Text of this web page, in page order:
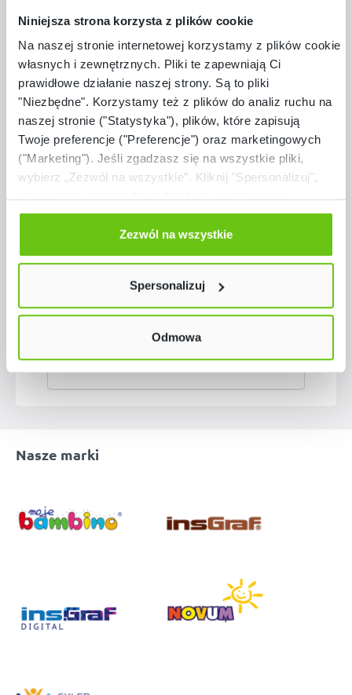
Niniejsza strona korzysta z plików cookie
Na naszej stronie internetowej korzystamy z plików cookie:
własnych i zewnętrznych. Pliki te zapewniają Ci
prawidłowe działanie naszej strony. Są to pliki
"Niezbędne". Korzystamy też z plików do analiz ruchu na
naszej stronie ("Statystyka"), plików, które zapisują
Twoje preferencje ("Preferencje") oraz marketingowych
("Marketing"). Jeśli zgadzasz się na wszystkie pliki,
wybierz „Zezwól na wszystkie”. Kliknij "Spersonalizuj",
Odmów zgody poprzez przycisk „Odmowa”. Wtedy
użyjemy tylko plików niezbędnych dla naszej strony.
Twój wybór możesz zmienić przez kliknięcie przycisku w
Polityce prywatności
Zezwól na wszystkie
Spersonalizuj
Odmowa
Dostępne warianty
Pojemnik płytki 1
57,90 zł
Nasze marki